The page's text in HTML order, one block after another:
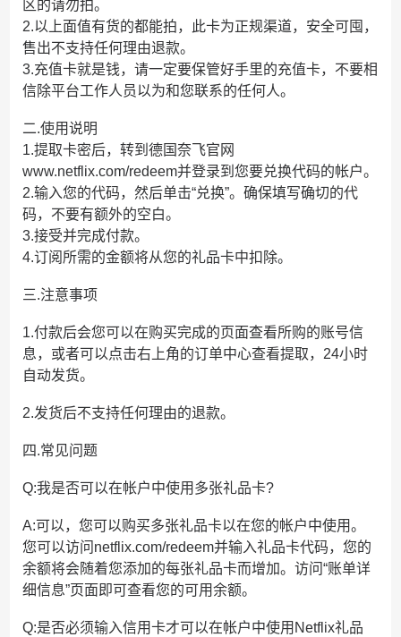
区的请勿拍。
2.以上面值有货的都能拍，此卡为正规渠道，安全可囤，
售出不支持任何理由退款。
3.充值卡就是钱，请一定要保管好手里的充值卡，不要相
信除平台工作人员以为和您联系的任何人。
二.使用说明
1.提取卡密后，转到德国奈飞官网
www.netflix.com/redeem并登录到您要兑换代码的帐户。
2.输入您的代码，然后单击“兑换”。确保填写确切的代
码，不要有额外的空白。
3.接受并完成付款。
4.订阅所需的金额将从您的礼品卡中扣除。
三.注意事项
1.付款后会您可以在购买完成的页面查看所购的账号信
息，或者可以点击右上角的订单中心查看提取，24小时
自动发货。
2.发货后不支持任何理由的退款。
四.常见问题
Q:我是否可以在帐户中使用多张礼品卡?
A:可以，您可以购买多张礼品卡以在您的帐户中使用。
您可以访问netflix.com/redeem并输入礼品卡代码，您的
余额将会随着您添加的每张礼品卡而增加。访问“账单详
细信息”页面即可查看您的可用余额。
Q:是否必须输入信用卡才可以在帐户中使用Netflix礼品